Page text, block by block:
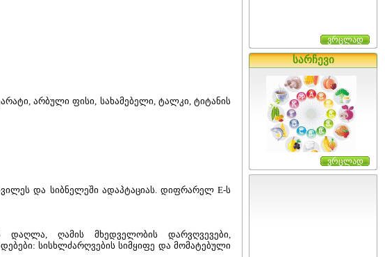
არბული ფისი, სახამებელი, ტალკი, ტიტანის
და სიბნელეში ადაპტაციას. დიფრარელ E-ს
დაღლა, ღამის მხედველობის დარვღვევები,
სისხლძარღვების სიმყიფე და მომატებული
ვრცლად
სარჩევი
ვრცლად